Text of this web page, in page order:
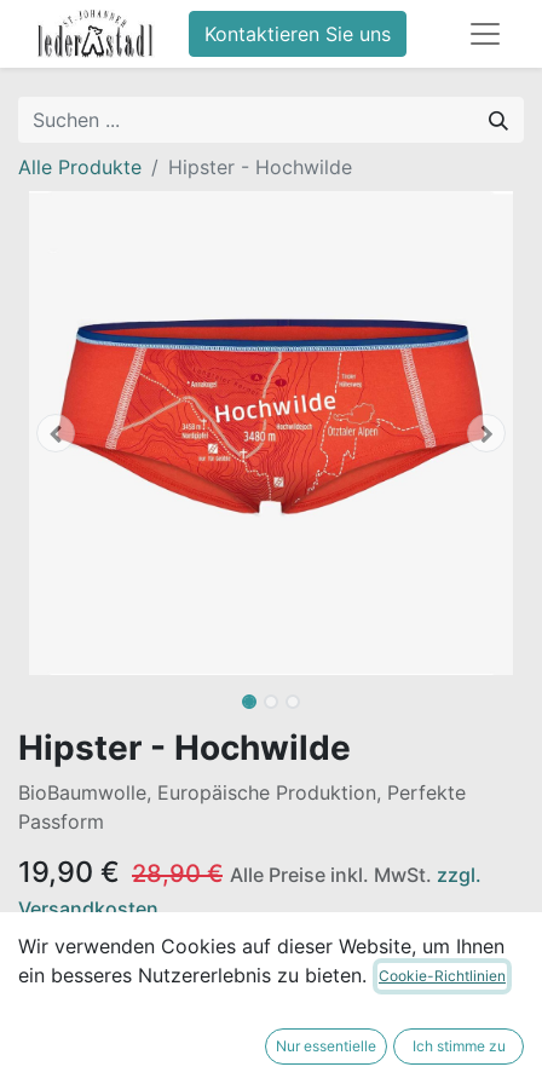
Kontaktieren Sie uns
Alle Produkte Hipster - Hochwilde
Hipster - Hochwilde
BioBaumwolle, Europäische Produktion, Perfekte
Passform
19,90 € 28,90€ Alle Preise inkl. MwSt. zzgl.
Versandkosten
30-Tage-Bestpreisgarantie**: 19,90
Wir verwenden Cookies auf dieser Website, um Ihnen
ein besseres Nutzererlebnis zu bieten.
Cookie-Richtlinien
Nur essentielle Ich stimme zu